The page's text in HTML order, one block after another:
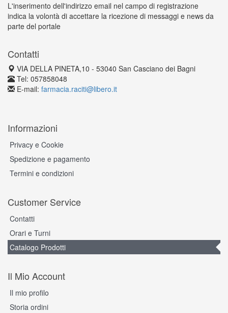
L'inserimento dell'indirizzo email nel campo di registrazione
indica la volontà di accettare la ricezione di messaggi e news da
parte del portale
Contatti
VIA DELLA PINETA,10 - 53040 San Casciano dei Bagni
Tel: 057858048
E-mail: farmacia.raciti@libero.it
Informazioni
Privacy e Cookie
Spedizione e pagamento
Termini e condizioni
Customer Service
Contatti
Orari e Turni
Catalogo Prodotti
Il Mio Account
Il mio profilo
Storia ordini